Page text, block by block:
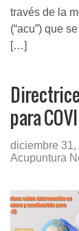
través de la
(“acu”) que
[…]
para
diciembre 31,
Acupuntura